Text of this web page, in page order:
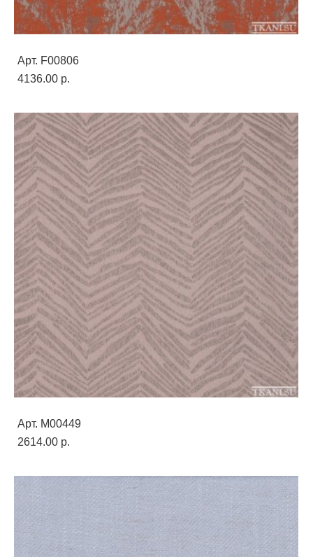
Арт. F00806
4136.00 p.
Арт. M00449
2614.00 p.